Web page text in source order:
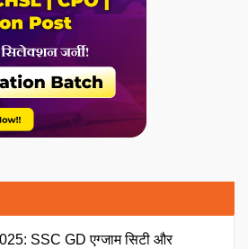
SSC GD एग्जाम सिटी और